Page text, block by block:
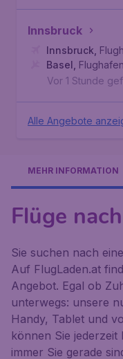
Innsbruck
Innsbruck
Basel
Vor 1 Stunde
Alle Angebote
MEHR INFORMATION
Flüge
Sie suchen nach
Auf FlugLaden.at
Angebot. Egal ob
unterwegs: unsere
Handy, Tablet und
können Sie
immer Sie gerade